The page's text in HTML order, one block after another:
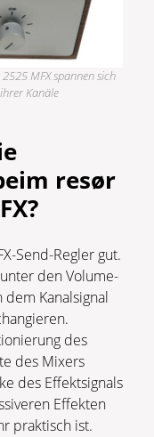
MFX spannen sich
Kanäle
resør
Send-Regler gut.
den Volume-
Kanalsignal
des
des Mixers
des Effektsignals
Effekten
praktisch ist.